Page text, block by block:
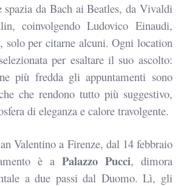
spazia da Bach ai Beatles, da Vivaldi
coinvolgendo Ludovico Einaudi,
solo per citarne alcuni. Ogni location
per esaltare il suo ascolto:
più fredda gli appuntamenti sono
che rendono tutto più suggestivo,
di eleganza e calore travolgente.
Valentino a Firenze, dal 14 febbraio
è a Palazzo Pucci, dimora
a due passi dal Duomo. Lì, gli